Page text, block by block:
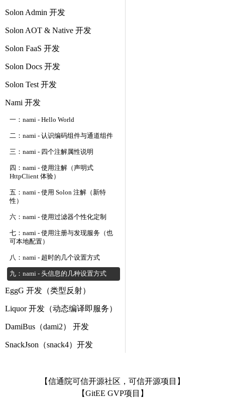
Solon Admin 开发
Solon AOT & Native 开发
Solon FaaS 开发
Solon Docs 开发
Solon Test 开发
Nami 开发
一：nami - Hello World
二：nami - 认识编码组件与通道组件
三：nami - 四个注解属性说明
四：nami - 使用注解（声明式
HttpClient 体验）
五：nami - 使用 Solon 注解（新特
性）
六：nami - 使用过滤器个性化定制
七：nami - 使用注册与发现服务（也
可本地配置）
八：nami - 超时的几个设置方式
九：nami - 头信息的几种设置方式
EggG 开发（类型反射）
Liquor 开发（动态编译即服务）
DamiBus（dami2） 开发
SnackJson（snack4）开发
【信通院可信开源社区，可信开源项目】
【GitEE GVP项目】